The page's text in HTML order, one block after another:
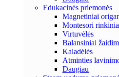
Edukacinės priemonės
Magnetiniai
Montesori
Virtuvėlės
Balansiniai
Kaladėlės
Atminties
Daugiau